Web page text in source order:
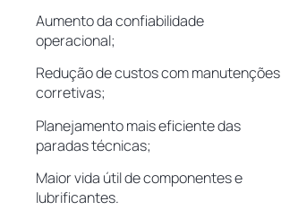
Aumento da confiabilidade
operacional;
Redução de custos com manutenções
corretivas;
Planejamento mais eficiente das
paradas técnicas;
Maior vida útil de componentes e
lubrificantes.